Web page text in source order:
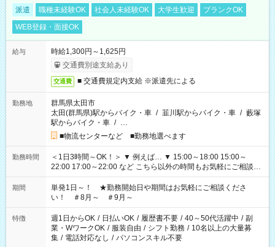
派遣 職種未経験OK 社会人未経験OK 大学生歓迎
ブランクOK
WEB登録・面接OK
給与
時給1,300円～1,625円
交通費別途支給あり
交通費 ■ 交通費規定内支給 ※派遣先による
勤務地
群馬県太田市
太田(群馬県)駅からバイク・車 / 韮川駅からバイク・車 / 藪塚
駅からバイク・車 / …
■物流センターなど ■勤務地選べます
勤務時間
＜1日3時間～OK！＞ ▼ 例えば… ▼ 15:00～18:00 15:00～
22:00 17:00～22:00 など こちら以外の時間もお気軽にご相談く
ださい！
期間
単発1日～！ ★勤務開始日や期間はお気軽にご相談くださ
い！ ＃8月～ ＃9月～
特徴 週1日からOK / 日払いOK / 履歴書不要 / 40～50代活躍中 / 副
業・WワークOK / 服装自由 / シフト勤務 / 10名以上の大量募
集 / 電話対応なし / パソコンスキル不要